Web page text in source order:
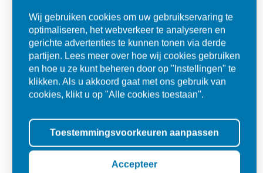
Wij gebruiken cookies om uw gebruikservaring te
optimaliseren, het webverkeer te analyseren en
gerichte advertenties te kunnen tonen via derde
partijen. Lees meer over hoe wij cookies gebruiken
en hoe u ze kunt beheren door op "Instellingen" te
klikken. Als u akkoord gaat met ons gebruik van
cookies, klikt u op "Alle cookies toestaan".
Toestemmingsvoorkeuren aanpassen
Accepteer